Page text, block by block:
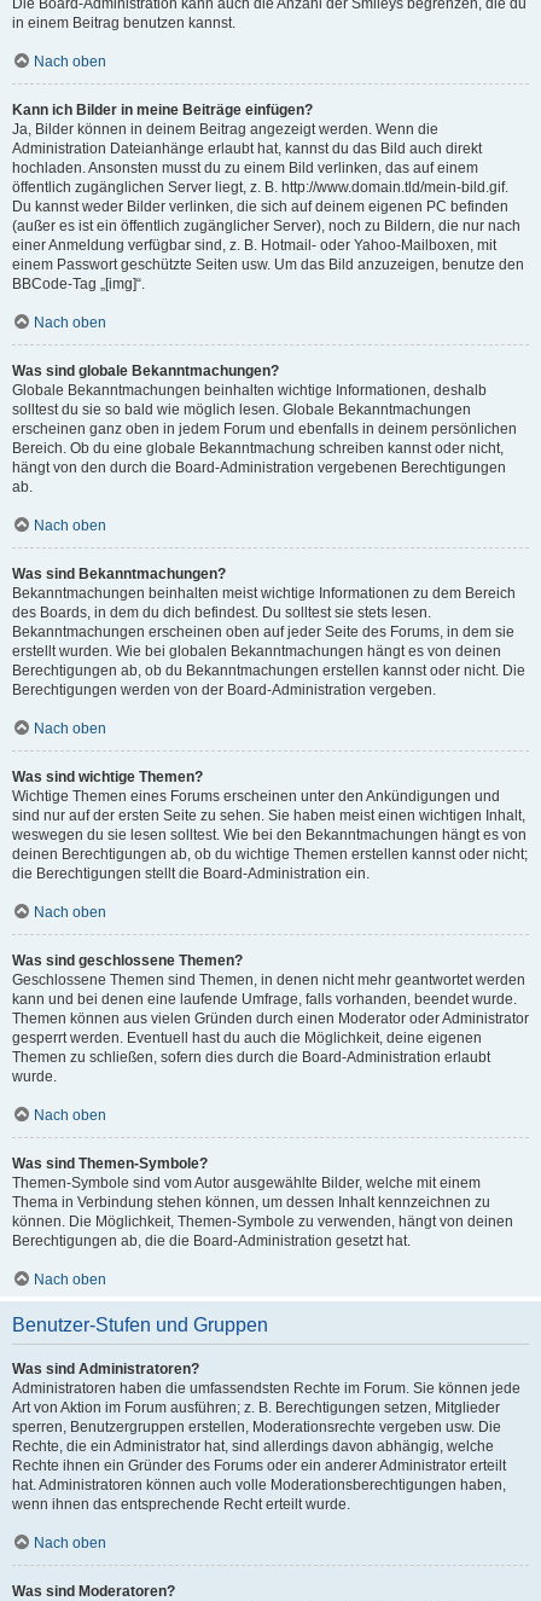
Die Board-Administration kann auch die Anzahl der Smileys begrenzen, die du
in einem Beitrag benutzen kannst.
Nach oben
Kann ich Bilder in meine Beiträge einfügen?
Ja, Bilder können in deinem Beitrag angezeigt werden. Wenn die
Administration Dateianhänge erlaubt hat, kannst du das Bild auch direkt
hochladen. Ansonsten musst du zu einem Bild verlinken, das auf einem
öffentlich zugänglichen Server liegt, z. B. http://www.domain.tld/mein-bild.gif.
Du kannst weder Bilder verlinken, die sich auf deinem eigenen PC befinden
(außer es ist ein öffentlich zugänglicher Server), noch zu Bildern, die nur nach
einer Anmeldung verfügbar sind, z. B. Hotmail- oder Yahoo-Mailboxen, mit
einem Passwort geschützte Seiten usw. Um das Bild anzuzeigen, benutze den
BBCode-Tag „[img]“.
Nach oben
Was sind globale Bekanntmachungen?
Globale Bekanntmachungen beinhalten wichtige Informationen, deshalb
solltest du sie so bald wie möglich lesen. Globale Bekanntmachungen
erscheinen ganz oben in jedem Forum und ebenfalls in deinem persönlichen
Bereich. Ob du eine globale Bekanntmachung schreiben kannst oder nicht,
hängt von den durch die Board-Administration vergebenen Berechtigungen
ab.
Nach oben
Was sind Bekanntmachungen?
Bekanntmachungen beinhalten meist wichtige Informationen zu dem Bereich
des Boards, in dem du dich befindest. Du solltest sie stets lesen.
Bekanntmachungen erscheinen oben auf jeder Seite des Forums, in dem sie
erstellt wurden. Wie bei globalen Bekanntmachungen hängt es von deinen
Berechtigungen ab, ob du Bekanntmachungen erstellen kannst oder nicht. Die
Berechtigungen werden von der Board-Administration vergeben.
Nach oben
Was sind wichtige Themen?
Wichtige Themen eines Forums erscheinen unter den Ankündigungen und
sind nur auf der ersten Seite zu sehen. Sie haben meist einen wichtigen Inhalt,
weswegen du sie lesen solltest. Wie bei den Bekanntmachungen hängt es von
deinen Berechtigungen ab, ob du wichtige Themen erstellen kannst oder nicht;
die Berechtigungen stellt die Board-Administration ein.
Nach oben
Was sind geschlossene Themen?
Geschlossene Themen sind Themen, in denen nicht mehr geantwortet werden
kann und bei denen eine laufende Umfrage, falls vorhanden, beendet wurde.
Themen können aus vielen Gründen durch einen Moderator oder Administrator
gesperrt werden. Eventuell hast du auch die Möglichkeit, deine eigenen
Themen zu schließen, sofern dies durch die Board-Administration erlaubt
wurde.
Nach oben
Was sind Themen-Symbole?
Themen-Symbole sind vom Autor ausgewählte Bilder, welche mit einem
Thema in Verbindung stehen können, um dessen Inhalt kennzeichnen zu
können. Die Möglichkeit, Themen-Symbole zu verwenden, hängt von deinen
Berechtigungen ab, die die Board-Administration gesetzt hat.
Nach oben
Benutzer-Stufen und Gruppen
Was sind Administratoren?
Administratoren haben die umfassendsten Rechte im Forum. Sie können jede
Art von Aktion im Forum ausführen; z. B. Berechtigungen setzen, Mitglieder
sperren, Benutzergruppen erstellen, Moderationsrechte vergeben usw. Die
Rechte, die ein Administrator hat, sind allerdings davon abhängig, welche
Rechte ihnen ein Gründer des Forums oder ein anderer Administrator erteilt
hat. Administratoren können auch volle Moderationsberechtigungen haben,
wenn ihnen das entsprechende Recht erteilt wurde.
Nach oben
Was sind Moderatoren?